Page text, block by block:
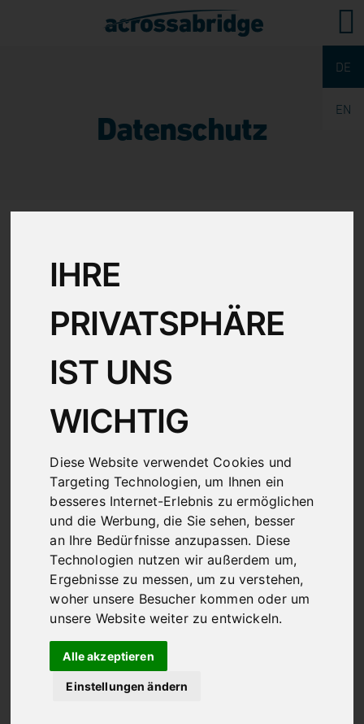
IHRE
PRIVATSPHÄRE
IST UNS
WICHTIG
Diese Website verwendet Cookies und
Targeting Technologien, um Ihnen ein
besseres Internet-Erlebnis zu ermöglichen
und die Werbung, die Sie sehen, besser
an Ihre Bedürfnisse anzupassen. Diese
Technologien nutzen wir außerdem um,
Ergebnisse zu messen, um zu verstehen,
woher unsere Besucher kommen oder um
unsere Website weiter zu entwickeln.
Alle akzeptieren
Einstellungen ändern
DE
EN
Datenschutz
1) Information über die Erhebung
Kontaktdaten des Verantwortlichen
1.1 Wir freuen uns, dass Sie unsere Website besuchen